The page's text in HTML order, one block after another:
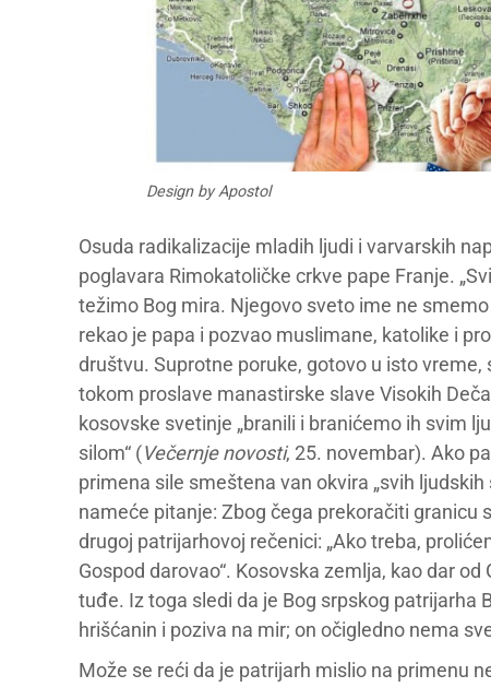
Design by Apostol
Osuda radikalizacije mladih ljudi i varvarskih
poglavara Rimokatoličke crkve pape Franje.
težimo Bog mira. Njegovo sveto ime ne
rekao je papa i pozvao muslimane, katolike i
društvu. Suprotne poruke, gotovo u isto
tokom proslave manastirske slave Visokih
kosovske svetinje „branili i branićemo ih svim
silom“ (Večernje novosti, 25. novembar). Ako
primena sile smeštena van okvira „svih
nameće pitanje: Zbog čega prekoračiti granicu
drugoj patrijarhovoj rečenici: „Ako treba,
Gospod darovao“. Kosovska zemlja, kao dar
tuđe. Iz toga sledi da je Bog srpskog patrijarha
hrišćanin i poziva na mir; on očigledno nema
Može se reći da je patrijarh mislio na primenu